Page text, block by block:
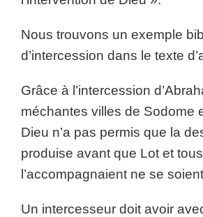
Nous trouvons un exemple
d’intercession dans le texte
Grâce à l’intercession
méchantes villes de Sodome
Dieu n’a pas permis que la
produise avant que Lot et
l’accompagnaient ne se
Un intercesseur doit avoir